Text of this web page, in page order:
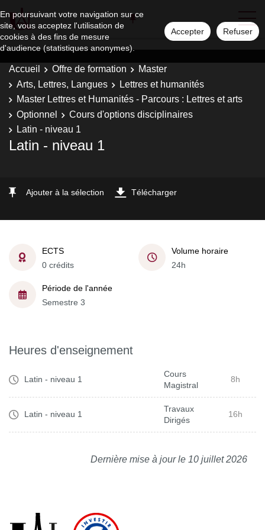
En poursuivant votre navigation sur ce
site, vous acceptez l'utilisation de
cookies à des fins de mesure
d'audience (statistiques anonymes).
Accepter Refuser
Accueil Offre de formation
Master
Arts, Lettres, Langues
Lettres et humanités
Master Lettres et Humanités - Parcours : Lettres et arts
Optionnel
Cours d'options disciplinaires
Latin - niveau 1
Latin - niveau 1
Ajouter à la sélection Télécharger
ECTS
0 crédits
Volume horaire
24h
Période de l'année
Semestre 3
Heures d'enseignement
Latin - niveau 1
Cours
Magistral
8h
Latin - niveau 1
Travaux
Dirigés
16h
Dernière mise à jour le 10 juillet 2026